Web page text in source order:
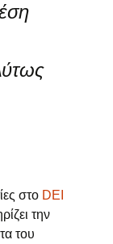
στo DEI
την
του